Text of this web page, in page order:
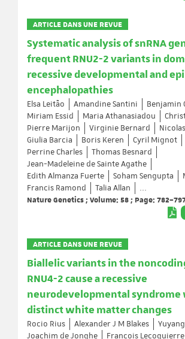
ARTICLE DANS UNE REVUE
Systematic analysis of snRNA
frequent RNU2-2 variants in
recessive developmental and
encephalopathies
Elsa Leitão Amandine Santini
Benjamin
Miriam Essid
Maria Athanasiadou
Pierre Marijon
Virginie Bernard
Giulia Barcia
Boris Keren
Cyril Mignot
Perrine Charles
Thomas Besnard
Jean-Madeleine de Sainte Agathe
Edith Almanza Fuerte
Soham Sengupta
Francis Ramond
Talia Allan
...
Nature Genetics ; Volume: 58 ; Page:
ARTICLE DANS UNE REVUE
Biallelic variants in the
RNU4-2 cause a recessive
neurodevelopmental syndrome
distinct white matter changes
Rocio Rius Alexander J M Blakes
Joachim de Jonghe
François Lecoquierre